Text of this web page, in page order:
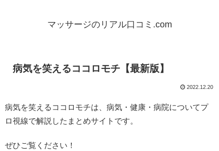
マッサージのリアル口コミ.com
病気を笑えるココロモチ【最新版】
2022.12.20
病気を笑えるココロモチは、病気・健康・病院についてプ
ロ視線で解説したまとめサイトです。
ぜひご覧ください！